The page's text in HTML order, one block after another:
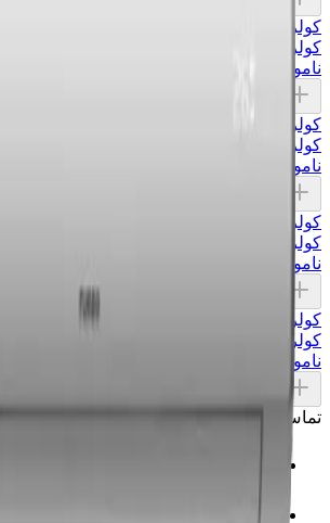
کولر گازي توربو
کولر گازی توربو 30000 گاز R410 با موتور T3 دور ثابت
ناموجود
کولر گازي توربو
کولر گازی توربو 24000 گاز R410 با موتور T3 دور ثابت
ناموجود
کولر گازي توربو
کولر گازی توربو 18000 گاز R410 با موتور T3 دور ثابت
ناموجود
کولر گازي توربو
کولر گازی توربو 12000 گاز R410 با موتور T3 دور ثابت
ناموجود
تماس با ما